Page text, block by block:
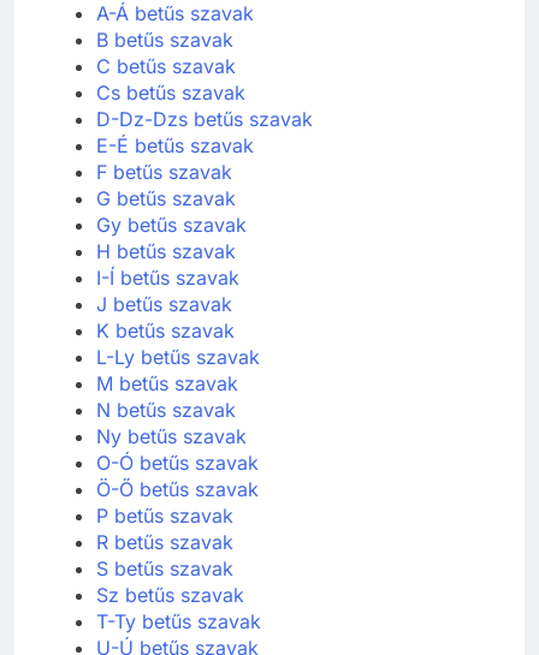
A-Á betűs szavak
B betűs szavak
C betűs szavak
Cs betűs szavak
D-Dz-Dzs betűs szavak
E-É betűs szavak
F betűs szavak
G betűs szavak
Gy betűs szavak
H betűs szavak
I-Í betűs szavak
J betűs szavak
K betűs szavak
L-Ly betűs szavak
M betűs szavak
N betűs szavak
Ny betűs szavak
O-Ó betűs szavak
Ö-Ő betűs szavak
P betűs szavak
R betűs szavak
S betűs szavak
Sz betűs szavak
T-Ty betűs szavak
U-Ú betűs szavak